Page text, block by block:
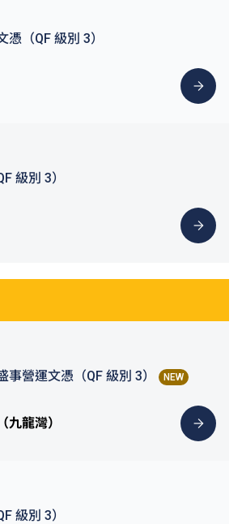
（QF 級別 3）
級別 3）
事營運文憑（QF 級別 3）
NEW
九龍灣）
級別 3）